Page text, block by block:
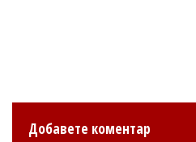
Добавете коментар